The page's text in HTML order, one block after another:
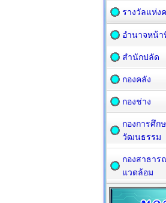
รางวัลแห่ง
อำนาจหน้า
สำนักปลัด
กองคลัง
กองช่าง
กองการศึก
วัฒนธรรม
กองสาธา
แวดล้อม